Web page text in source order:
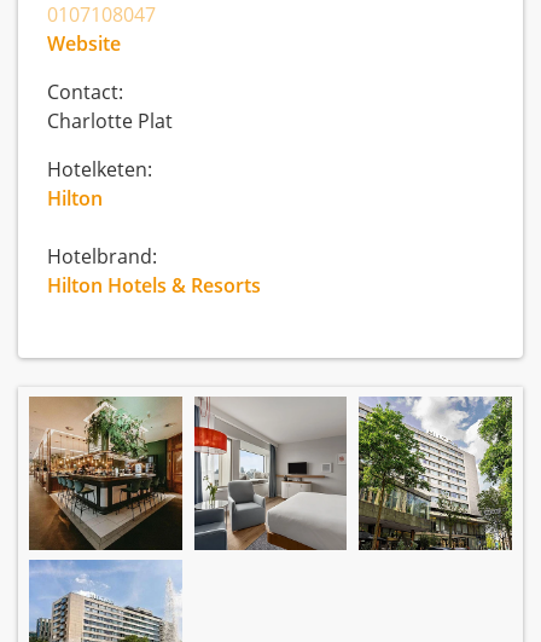
0107108047
Website
Contact:
Charlotte Plat
Hotelketen:
Hilton
Hotelbrand:
Hilton Hotels & Resorts